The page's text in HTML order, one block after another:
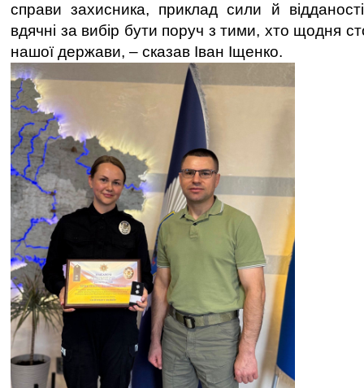
справи захисника, приклад сили й
вдячні за вибір бути поруч з тими, хто щодня
нашої держави, – сказав Іван Іщенко.